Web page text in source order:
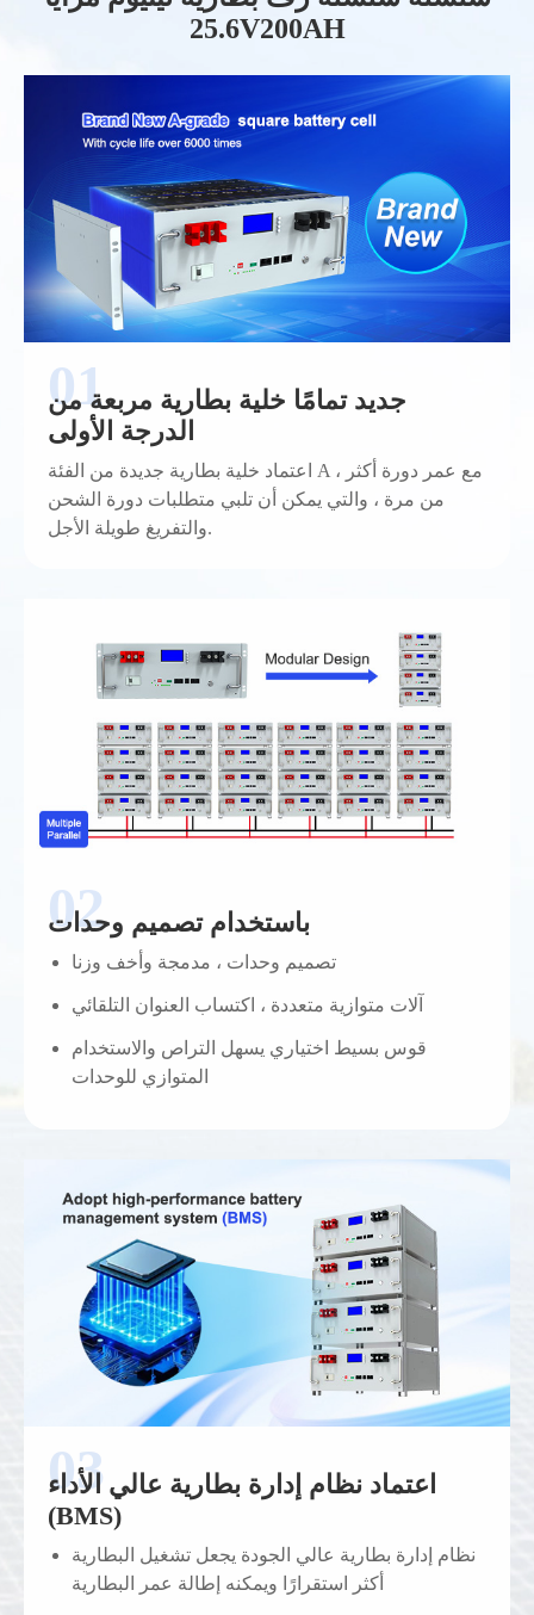
25.6V200AH
جديد تمامًا خلية بطارية مربعة من
الدرجة الأولى
اعتماد خلية بطارية جديدة من الفئة A ، مع عمر دورة أكثر
من مرة ، والتي يمكن أن تلبي متطلبات دورة الشحن
والتفريغ طويلة الأجل.
باستخدام تصميم وحدات
تصميم وحدات ، مدمجة وأخف وزنا
آلات متوازية متعددة ، اكتساب العنوان التلقائي
قوس بسيط اختياري يسهل التراص والاستخدام
المتوازي للوحدات
اعتماد نظام إدارة بطارية عالي الأداء
(BMS)
نظام إدارة بطارية عالي الجودة يجعل تشغيل البطارية
أكثر استقرارًا ويمكنه إطالة عمر البطارية